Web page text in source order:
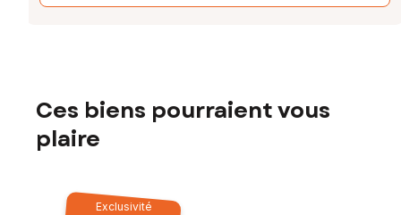
Ces biens pourraient vous
plaire
Exclusivité